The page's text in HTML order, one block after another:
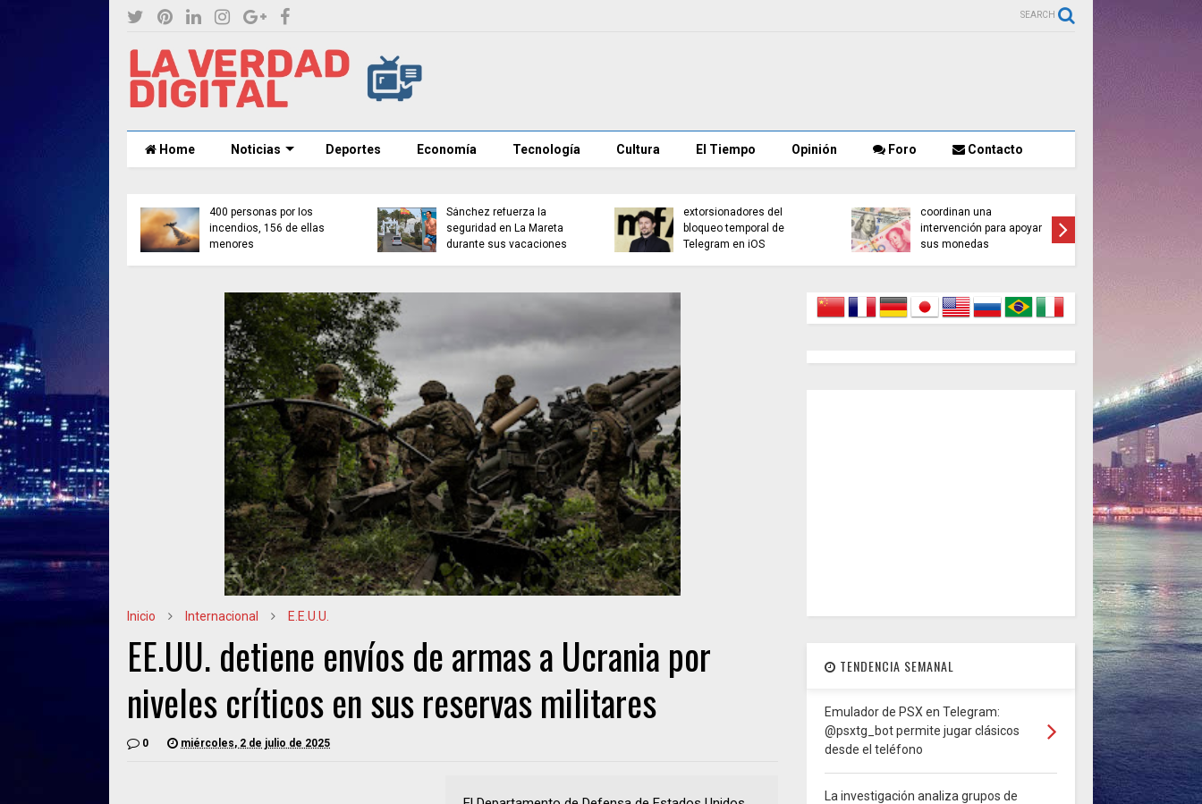
SEARCH
Home Noticias Deportes Economía Tecnología Cultura El Tiempo Opinión Foro Contacto
seguridad en La Mareta
durante sus vacaciones
extorsionadores del
bloqueo temporal de
coordinan una
intervención para apoyar
sus monedas
Cuatro heridos en un
ataque con cuchillo en el
centro de Londres
Asesinan a un influencer
mexicano en Culiacán,
Sinaloa
Inicio Internacional E.E.U.U.
EE.UU. detiene envíos de armas a Ucrania por
niveles críticos en sus reservas militares
0 miércoles, 2 de julio de 2025
TENDENCIA SEMANAL
Emulador de PSX en Telegram:
@psxtg_bot permite jugar clásicos
desde el teléfono
La investigación analiza grupos de